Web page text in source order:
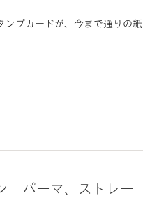
ンプカードが、今まで通りの紙
パーマ、ストレー